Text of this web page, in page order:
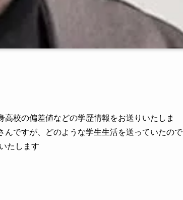
高校の偏差値などの学歴情報をお送りいたしま
ですが、どのような学生生活を送っていたので
たします